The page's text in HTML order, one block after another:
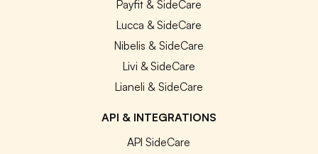
Payfit & SideCare
Lucca & SideCare
Nibelis & SideCare
Livi & SideCare
Lianeli & SideCare
API & INTEGRATIONS
API SideCare